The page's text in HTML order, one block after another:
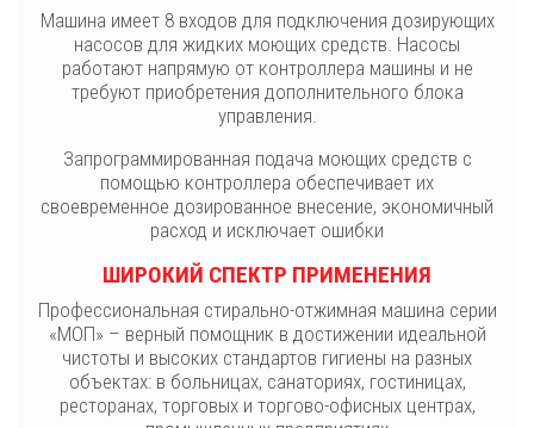
Машина имеет 8 входов для подключения дозирующих
насосов для жидких моющих средств. Насосы
работают напрямую от контроллера машины и не
требуют приобретения дополнительного блока
управления.
Запрограммированная подача моющих средств с
помощью контроллера обеспечивает их
своевременное дозированное внесение, экономичный
расход и исключает ошибки
ШИРОКИЙ СПЕКТР ПРИМЕНЕНИЯ
Профессиональная стирально-отжимная машина серии
«МОП» – верный помощник в достижении идеальной
чистоты и высоких стандартов гигиены на разных
объектах: в больницах, санаториях, гостиницах,
ресторанах, торговых и торгово-офисных центрах,